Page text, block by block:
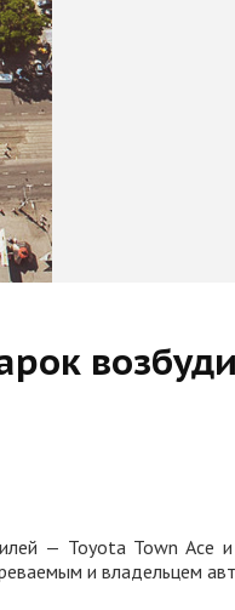
— Toyota Town Ace и
и владельцем